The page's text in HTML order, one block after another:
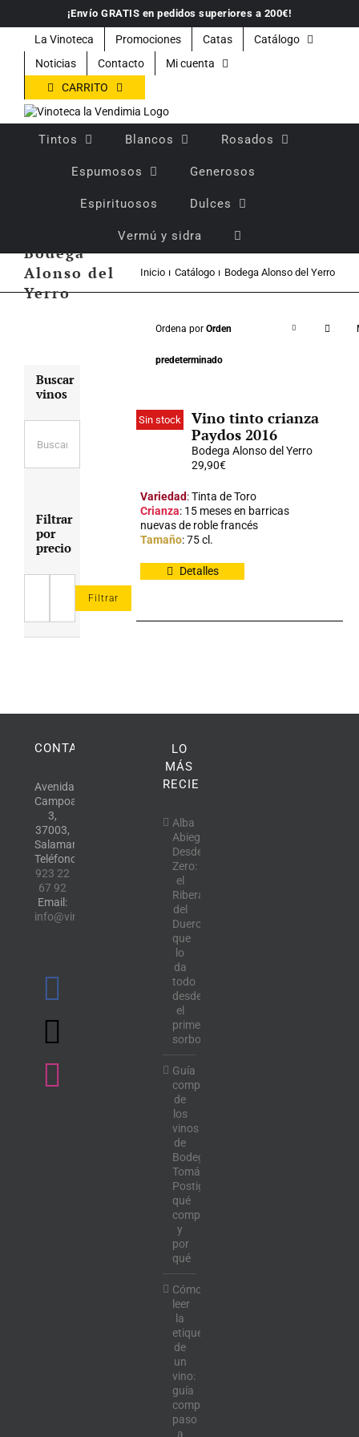
contenido
¡Envío GRATIS en pedidos superiores a 200€!
La Vinoteca Promociones Catas
Catálogo
Noticias
Contacto
Mi cuenta
CARRITO
Tintos Blancos Rosados
Espumosos Generosos
Espirituosos Dulces
Vermú y sidra
Bodega
Alonso del
Yerro
Inicio Catálogo Bodega Alonso del Yerro
Ordena por Orden
predeterminado
Sin stock
Vino tinto crianza
Paydos 2016
Bodega Alonso del Yerro
29,90€
Variedad: Tinta de Toro
Crianza: 15 meses en barricas
nuevas de roble francés
Tamaño: 75 cl.
Detalles
Buscar
vinos
Filtrar
por
precio
mínimo
máximo
Filtrar
CONTACTO
Avenida
Campoamor,
3,
37003,
Salamanca.
Teléfono:
923 22
67 92
Email:
info@vinotecalavendimia.es
LO
MÁS
RECIENTE
Alba
Abiega
Desde
Zero:
el
Ribera
del
Duero
que
lo
da
todo
desde
el
primer
sorbo
Guía
completa
de
los
vinos
de
Bodega
Tomás
Postigo:
qué
comprar
y
por
qué
Cómo
leer
la
etiqueta
de
un
vino:
guía
completa
paso
a